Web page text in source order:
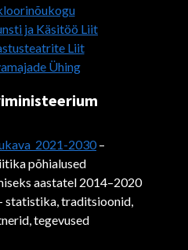
ja Käsitöö Liit
Liit
Ühing
2021-2030–
põhialused
aastatel 2014–2020
statistika, traditsioonid,
tegevused